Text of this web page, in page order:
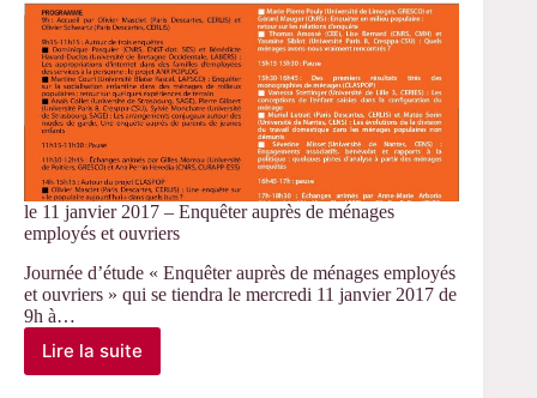
le 11 janvier 2017 – Enquêter auprès de ménages
employés et ouvriers
Journée d’étude « Enquêter auprès de ménages employés
et ouvriers » qui se tiendra le mercredi 11 janvier 2017 de
9h à…
Lire la suite
le